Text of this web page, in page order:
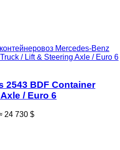
контейнеровоз Mercedes-Benz
/ Lift & Steering Axle / Euro 6
2543 BDF Container
/ Euro 6
24 730 $